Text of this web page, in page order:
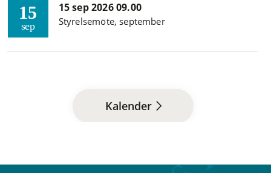
15
sep
15 sep 2026 09.00
Styrelsemöte, september
Kalender